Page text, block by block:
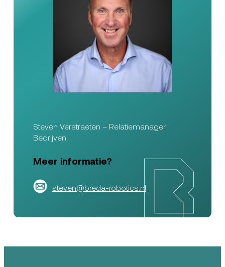
Steven Verstraeten – Relatiemanager
Bedrijven
Meer informatie?
steven@breda-robotics.nl